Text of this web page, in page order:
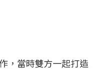
，當時雙方一起打造